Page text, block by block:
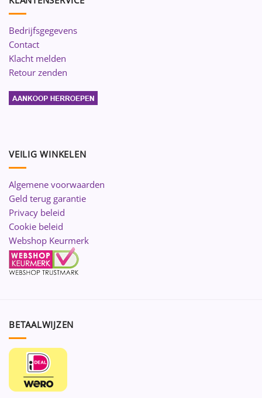
Bedrijfsgegevens
Contact
Klacht melden
Retour zenden
VEILIG WINKELEN
Algemene voorwaarden
Geld terug garantie
Privacy beleid
Cookie beleid
Webshop Keurmerk
BETAALWIJZEN